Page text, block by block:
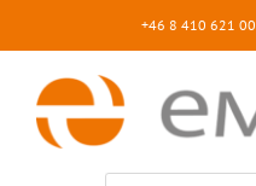
+46 8 410 621 00